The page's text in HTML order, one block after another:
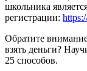
школьника
регистрации:
Обратите
взять деньги?
25 способов.